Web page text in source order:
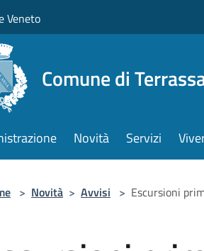
Veneto
Comune di
Novità Servizi
> Novità > Avvisi > Escursioni